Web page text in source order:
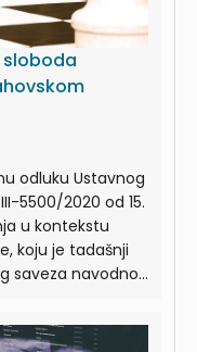
sloboda
odluku Ustavnog
5500/2020 od 15.
u kontekstu
koju je tadašnji
saveza navodno...